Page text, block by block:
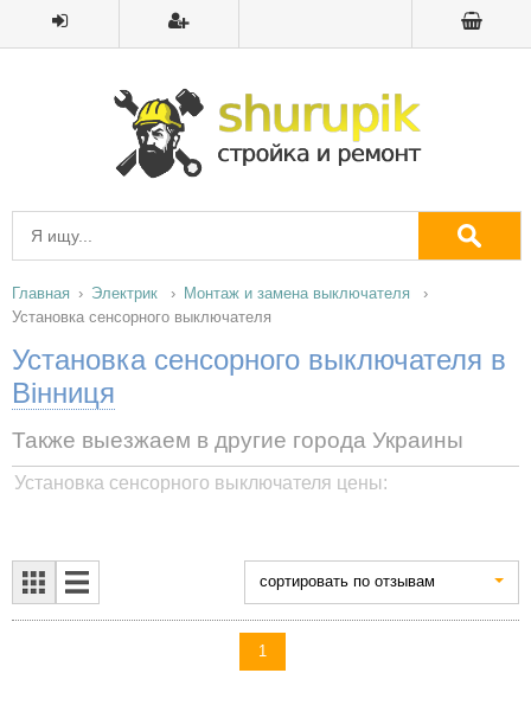
Главная Электрик
Монтаж и замена выключателя
Установка сенсорного выключателя
Установка сенсорного выключателя в
Вінниця
Также выезжаем в другие города Украины
Установка сенсорного выключателя цены:
cортировать по отзывам
1